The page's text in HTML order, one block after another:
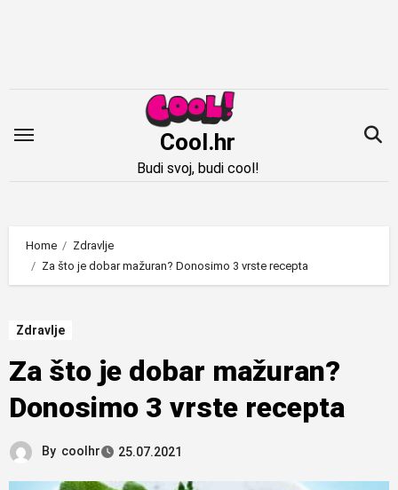
Cool.hr
Budi svoj, budi cool!
Home
Zdravlje
Za što je dobar mažuran? Donosimo 3 vrste recepta
Zdravlje
Za što je dobar mažuran?
Donosimo 3 vrste recepta
By coolhr 25.07.2021